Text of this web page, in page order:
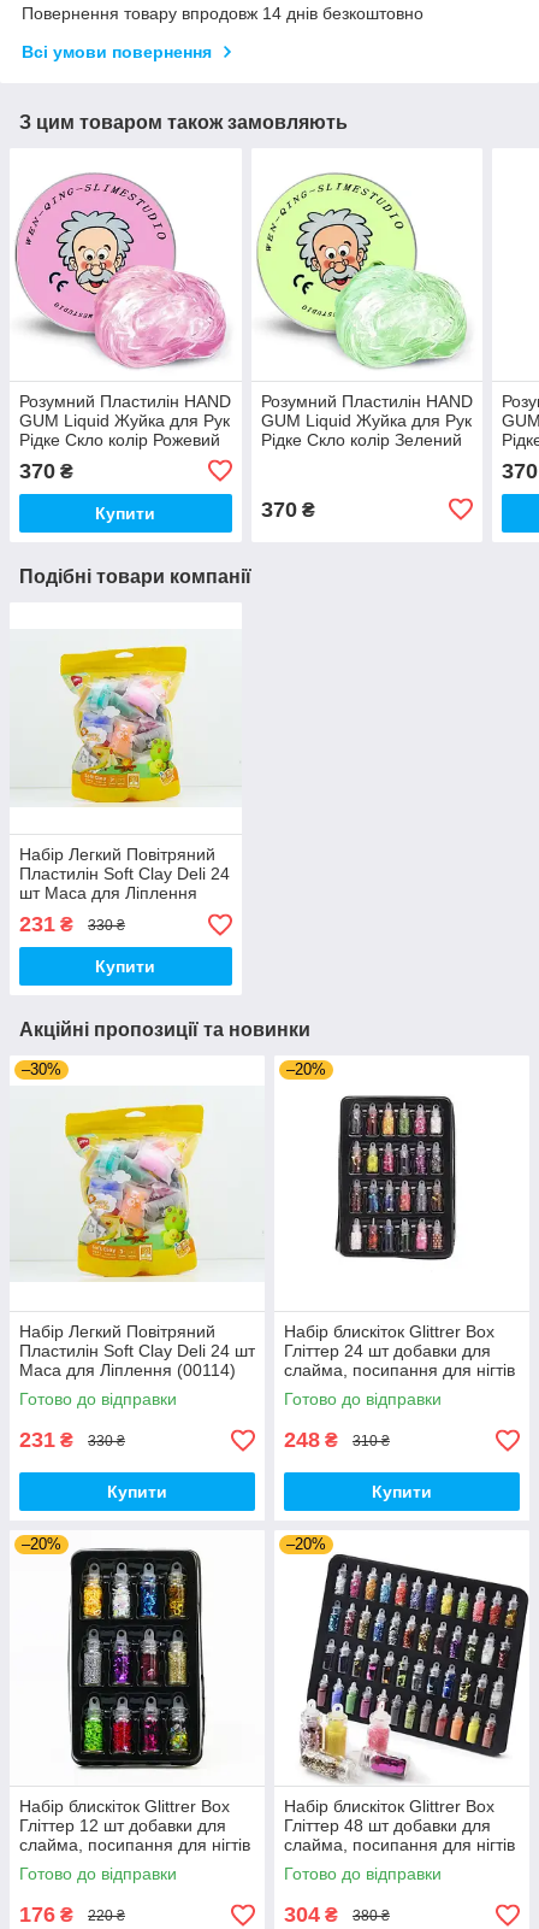
Повернення товару впродовж 14 днів безкоштовно
Всі умови повернення
З цим товаром також замовляють
Розумний Пластилін HAND
GUM Liquid Жуйка для Рук
Рідке Скло колір Рожевий
370 ₴
Купити
Розумний Пластилін HAND
GUM Liquid Жуйка для Рук
Рідке Скло колір Зелений
370₴
370
Подібні товари компанії
Набір Легкий Повітряний
Пластилін Soft Clay Deli 24
шт Маса для Ліплення
(00114)
231 ₴ 330 ₴
Купити
Акційні пропозиції та новинки
–30%
Набір Легкий Повітряний
Пластилін Soft Clay Deli 24 шт
Маса для Ліплення (00114)
Готово до відправки
231 ₴ 330 ₴
Купити
–20%
Набір блискіток Glittrer Box
Гліттер 24 шт добавки для
слайма, посипання для нігтів
(00766)
Готово до відправки
248 ₴ 310 ₴
Купити
–20%
Набір блискіток Glittrer Box
Гліттер 12 шт добавки для
слайма, посипання для нігтів
(01509)
Готово до відправки
176 ₴ 220 ₴
–20%
Набір блискіток Glittrer Box
Гліттер 48 шт добавки для
слайма, посипання для нігтів
(00303)
Готово до відправки
304 ₴ 380 ₴